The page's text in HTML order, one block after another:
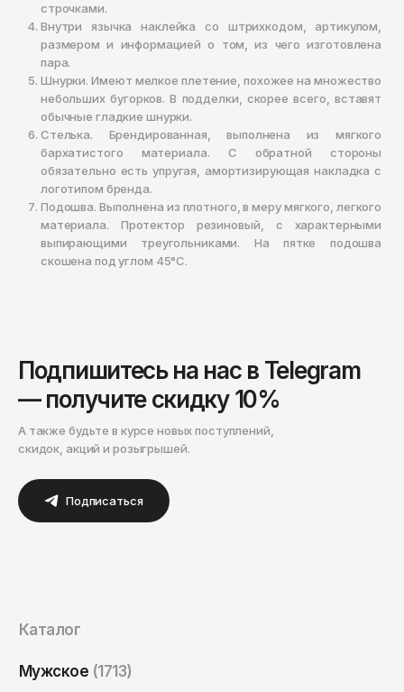
строчками.
Внутри язычка наклейка со штрихкодом, артикулом,
размером и информацией о том, из чего изготовлена
пара.
Шнурки. Имеют мелкое плетение, похожее на множество
небольших бугорков. В подделки, скорее всего, вставят
обычные гладкие шнурки.
Стелька. Брендированная, выполнена из мягкого
бархатистого материала. С обратной стороны
обязательно есть упругая, амортизирующая накладка с
логотипом бренда.
Подошва. Выполнена из плотного, в меру мягкого, легкого
материала. Протектор резиновый, с характерными
выпирающими треугольниками. На пятке подошва
скошена под углом 45°С.
Подпишитесь на нас в Telegram
— получите скидку 10%
А также будьте в курсе новых поступлений,
скидок, акций и розыгрышей.
Подписаться
Каталог
Мужское (1713)